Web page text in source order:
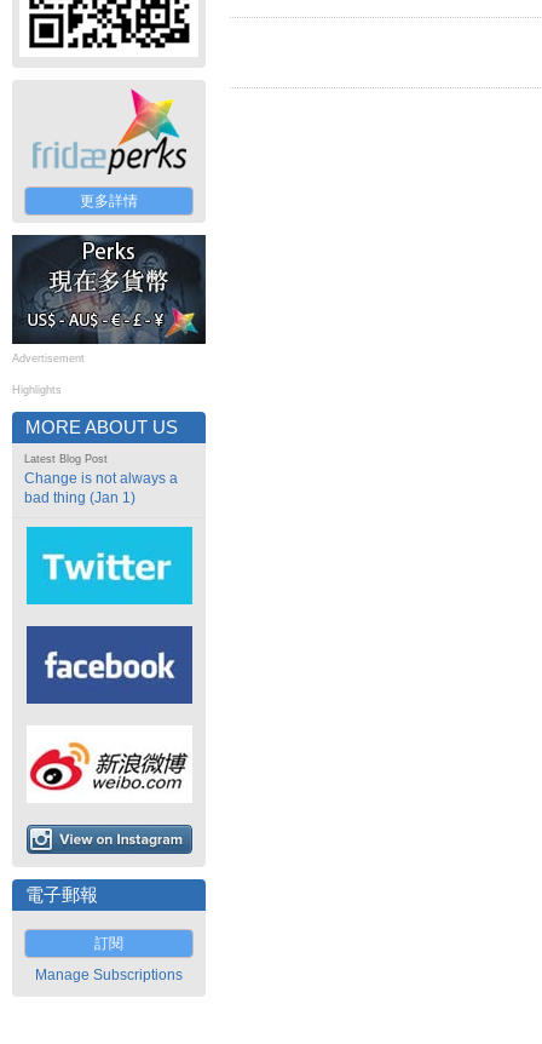
更多詳情
Advertisement
Highlights
MORE ABOUT US
Latest Blog Post
Change is not always a
bad thing (Jan 1)
電子郵報
訂閱
Manage Subscriptions